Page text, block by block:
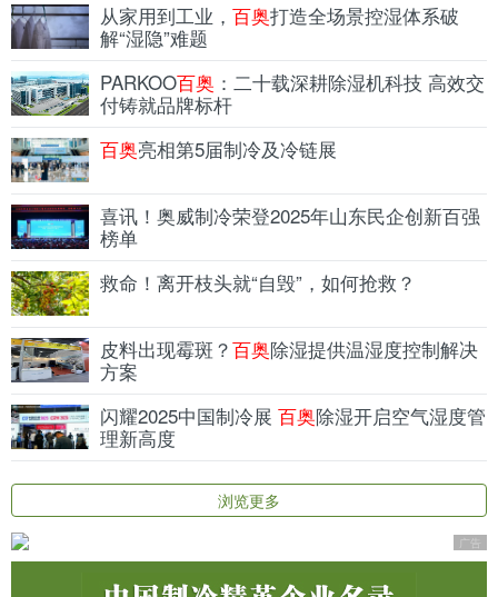
从家用到工业， 百奥打造全场景控湿体系破
解“湿隐”难题
PARKOO百奥 ：二十载深耕除湿机科技 高效交
付铸就品牌标杆
百奥亮相第5届制冷及冷链展
喜讯！奥威制冷荣登2025年山东民企创新百强
榜单
救命！离开枝头就“自毁”，如何抢救？
皮料出现霉斑？百奥除湿提供温湿度控制解决
方案
闪耀2025中国制冷展 百奥除湿开启空气湿度管
理新高度
浏览更多
广告